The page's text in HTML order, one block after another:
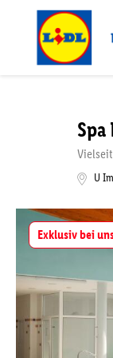
Spa
U
Exklusiv bei